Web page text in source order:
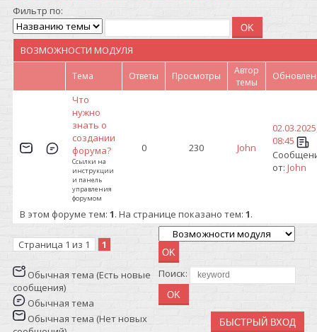
Фильтр по:
ВОЗМОЖНОСТИ МОДУЛЯ
Тема Ответы Просмотры
Автор
темы
Что
нужно
знать о
создании
форума?
Ссылки на
инструкции
и панель
управления
форумом
0 230 John
08:45
от: John
В этом форуме тем: 1. На странице показано тем: 1.
Страница 1 из 1 1
Обычная тема (Есть новые
сообщения)
Обычная тема
Обычная тема (Нет новых
Поиск: